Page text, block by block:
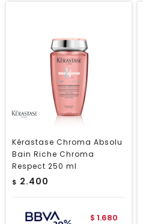
Kérastase Chroma Absolu
Bain Riche Chroma
Respect 250 ml
$ 2.400
$ 1.680